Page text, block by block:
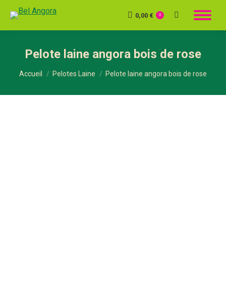
0,00 € 0
Recherche
:
Pelote laine angora bois de rose
Vous êtes ici :
Accueil Pelotes Laine Pelote laine angora bois de rose